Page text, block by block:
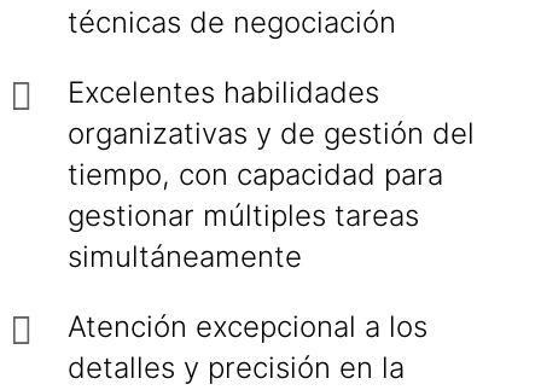
técnicas de negociación
Excelentes habilidades
organizativas y de gestión del
tiempo, con capacidad para
gestionar múltiples tareas
simultáneamente
Atención excepcional a los
detalles y precisión en la